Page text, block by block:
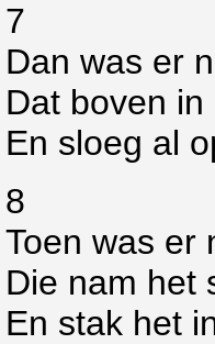
7
Dan was er
Dat boven
En sloeg al
8
Toen was er
Die nam het
En stak het